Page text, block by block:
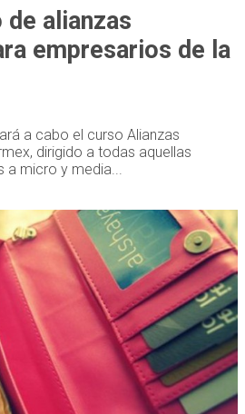
alianzas
empresarios de la
a cabo el curso Alianzas
dirigido a todas aquellas
a micro y media...